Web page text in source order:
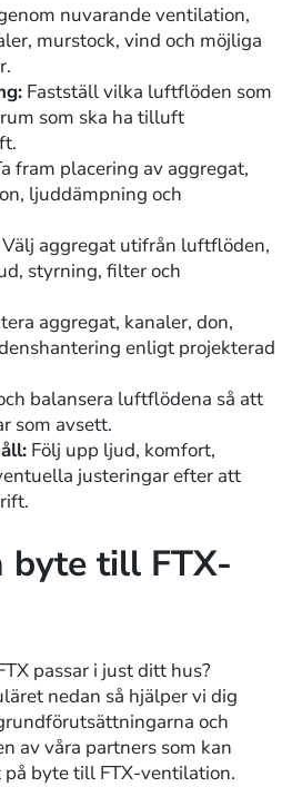
nuvarande ventilation,
murstock, vind och möjliga
Fastställ vilka luftflöden som
som ska ha tilluft
fram placering av aggregat,
ljuddämpning och
Välj aggregat utifrån luftflöden,
styrning, filter och
aggregat, kanaler, don,
enligt projekterad
balansera luftflödena så att
som avsett.
Följ upp ljud, komfort,
justeringar efter att
byte till FTX-
passar i just ditt hus?
nedan så hjälper vi dig
och
av våra partners som kan
byte till FTX-ventilation.